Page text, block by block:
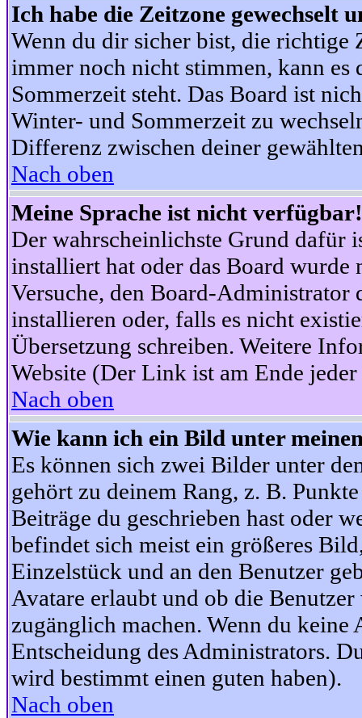
Ich habe die Zeitzone gewechselt
Wenn du dir sicher bist, die richtige
immer noch nicht stimmen, kann es
Sommerzeit steht. Das Board ist
Winter- und Sommerzeit zu
Differenz zwischen deiner
Nach oben
Meine Sprache ist nicht verfügbar!
Der wahrscheinlichste Grund dafür
installiert hat oder das Board wurde
Versuche, den Board-Administrator
installieren oder, falls es nicht
Übersetzung schreiben. Weitere
Website (Der Link ist am Ende jeder
Nach oben
Wie kann ich ein Bild unter
Es können sich zwei Bilder unter
gehört zu deinem Rang, z. B.
Beiträge du geschrieben hast oder
befindet sich meist ein größeres
Einzelstück und an den Benutzer
Avatare erlaubt und ob die
zugänglich machen. Wenn du keine
Entscheidung des Administrators.
wird bestimmt einen guten haben).
Nach oben